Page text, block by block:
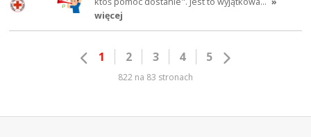
więcej
1 2 3 4 5
822 na 83 stronach